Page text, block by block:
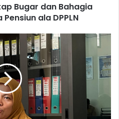
Bugar dan Bahagia
ala DPPLN